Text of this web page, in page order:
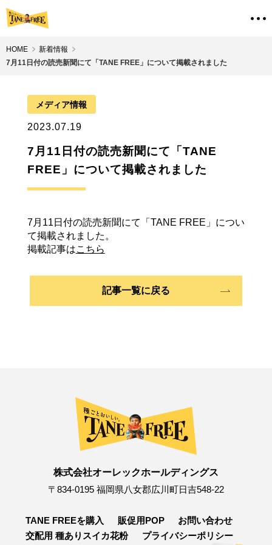
HOME
新着情報
7月11日付の読売新聞にて「TANE FREE」について掲載されました
メディア情報
2023.07.19
7月11日付の読売新聞にて「TANE
FREE」について掲載されました
7月11日付の読売新聞にて「TANE FREE」につい
て掲載されました。
掲載記事はこちら
記事一覧に戻る
株式会社オーレックホールディングス
〒834-0195 福岡県八女郡広川町日吉548-22
TANE FREEを購入 販促用POP
お問い合わせ
交配用 種ありスイカ花粉
プライバシーポリシー